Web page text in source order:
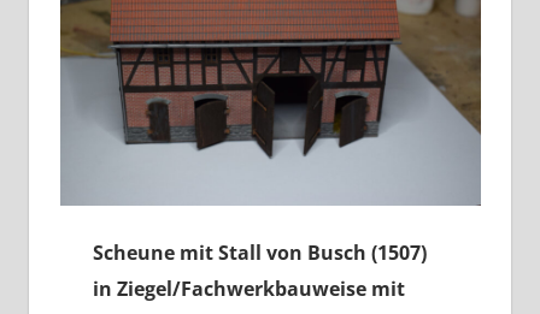
Scheune mit Stall von Busch (1507)
in Ziegel/Fachwerkbauweise mit